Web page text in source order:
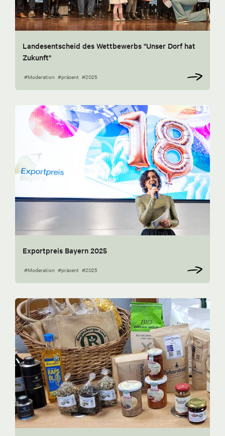
Landesentscheid des Wettbewerbs "Unser Dorf hat
Zukunft"
#Moderation #präsent #2025
Exportpreis Bayern 2025
#Moderation #präsent #2025